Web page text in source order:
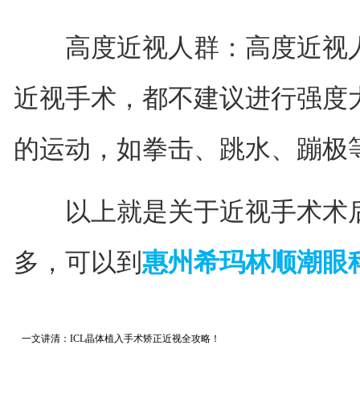
高度近视人群：高度近视
近视手术，都不建议进行强
的运动，如拳击、跳水、蹦极
以上就是关于近视手术术
多，可以到 惠州希玛林顺潮眼
一文讲清：ICL晶体植入手术矫正近视全攻略！